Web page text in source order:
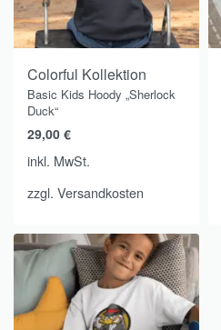
Colorful Kollektion
Basic Kids Hoody „Sherlock
Duck“
29,00 €
inkl. MwSt.
zzgl. Versandkosten